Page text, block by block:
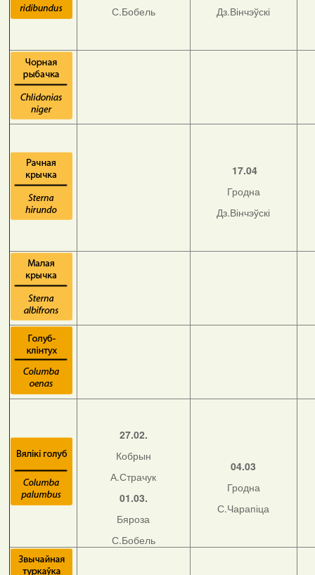
С.Бобель Дз.Вінчэўскі
17.04
Гродна
Дз.Вінчэўскі
27.02.
Кобрын
А.Страчук
01.03.
Бяроза
С.Бобель
04.03
Гродна
С.Чарапіца